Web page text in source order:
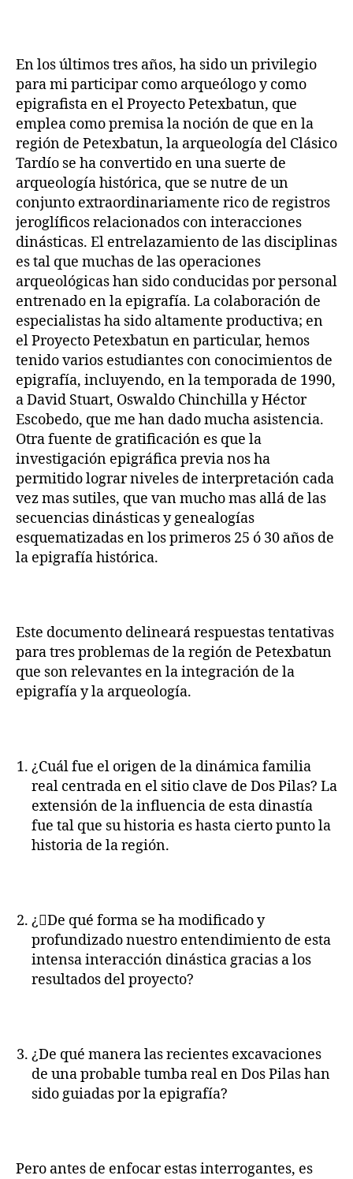
En los últimos tres años, ha sido un privilegio
para mi participar como arqueólogo y como
epigrafista en el Proyecto Petexbatun, que
emplea como premisa la noción de que en la
región de Petexbatun, la arqueología del Clásico
Tardío se ha convertido en una suerte de
arqueología histórica, que se nutre de un
conjunto extraordinariamente rico de registros
jeroglíficos relacionados con interacciones
dinásticas. El entrelazamiento de las disciplinas
es tal que muchas de las operaciones
arqueológicas han sido conducidas por personal
entrenado en la epigrafía. La colaboración de
especialistas ha sido altamente productiva; en
el Proyecto Petexbatun en particular, hemos
tenido varios estudiantes con conocimientos de
epigrafía, incluyendo, en la temporada de 1990,
a David Stuart, Oswaldo Chinchilla y Héctor
Escobedo, que me han dado mucha asistencia.
Otra fuente de gratificación es que la
investigación epigráfica previa nos ha
permitido lograr niveles de interpretación cada
vez mas sutiles, que van mucho mas allá de las
secuencias dinásticas y genealogías
esquematizadas en los primeros 25 ó 30 años de
la epigrafía histórica.
Este documento delineará respuestas tentativas
para tres problemas de la región de Petexbatun
que son relevantes en la integración de la
epigrafía y la arqueología.
¿Cuál fue el origen de la dinámica familia
real centrada en el sitio clave de Dos Pilas? La
extensión de la influencia de esta dinastía
fue tal que su historia es hasta cierto punto la
historia de la región.
¿De qué forma se ha modificado y
profundizado nuestro entendimiento de esta
intensa interacción dinástica gracias a los
resultados del proyecto?
¿De qué manera las recientes excavaciones
de una probable tumba real en Dos Pilas han
sido guiadas por la epigrafía?
Pero antes de enfocar estas interrogantes, es